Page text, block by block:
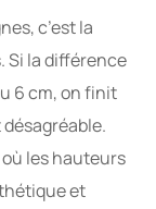
c’est la
Si la différence
6 cm, on finit
les hauteurs
et